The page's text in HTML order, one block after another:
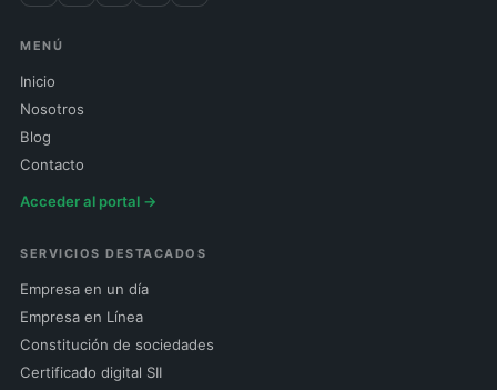
MENÚ
Inicio
Nosotros
Blog
Contacto
Acceder al portal →
SERVICIOS DESTACADOS
Empresa en un día
Empresa en Línea
Constitución de sociedades
Certificado digital SII